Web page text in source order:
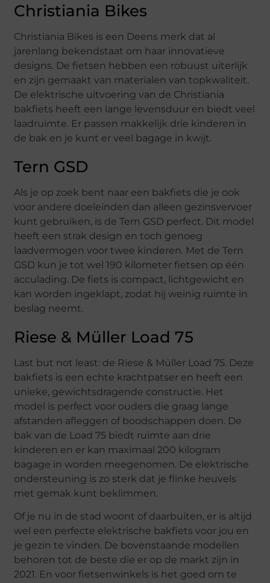
Christiania Bikes
Christiania Bikes is een Deens merk dat al
jarenlang bekendstaat om haar innovatieve
designs. De fietsen hebben een robuust uiterlijk
en zijn gemaakt van materialen van topkwaliteit.
De elektrische uitvoering van de Christiania
bakfiets heeft een lange levensduur en biedt veel
laadruimte. Er passen makkelijk drie kinderen in
de bak en je kunt er veel bagage in kwijt.
Tern GSD
Als je op zoek bent naar een bakfiets die je ook
voor andere doeleinden dan alleen gezinsvervoer
kunt gebruiken, is de Tern GSD perfect. Dit model
heeft een strak design en toch genoeg
laadvermogen voor twee kinderen. Met de Tern
GSD kun je tot wel 190 kilometer fietsen op één
acculading. De fiets is compact, lichtgewicht en
kan worden ingeklapt, zodat hij weinig ruimte in
beslag neemt.
Riese & Müller Load 75
Last but not least: de Riese & Müller Load 75. Deze
bakfiets is een echte krachtpatser en heeft een
unieke, gewichtsdragende constructie. Het
model is perfect voor ouders die graag lange
afstanden afleggen of boodschappen doen. De
bak van de Load 75 biedt ruimte aan drie
kinderen en er kan maximaal 200 kilogram
bagage in worden meegenomen. De elektrische
ondersteuning is zo sterk dat je flinke heuvels
met gemak kunt beklimmen.
Of je nu in de stad woont of daarbuiten, er is altijd
wel een perfecte elektrische bakfiets voor jou en
je gezin te vinden. De bovenstaande modellen
behoren tot de beste die er op de markt zijn in
2021. En voor fietsenwinkels is het goed om te